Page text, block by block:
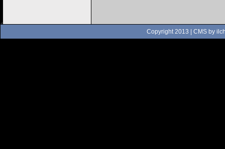
Copyright 2013 | CMS by